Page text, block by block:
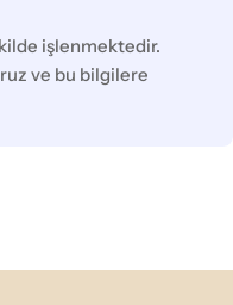
işlenmektedir.
ve bu bilgilere